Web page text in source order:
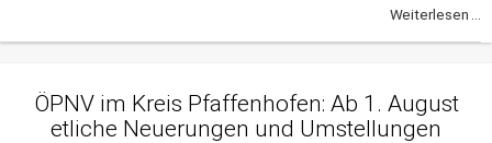
Weiterlesen ...
ÖPNV im Kreis Pfaffenhofen: Ab 1. August
etliche Neuerungen und Umstellungen